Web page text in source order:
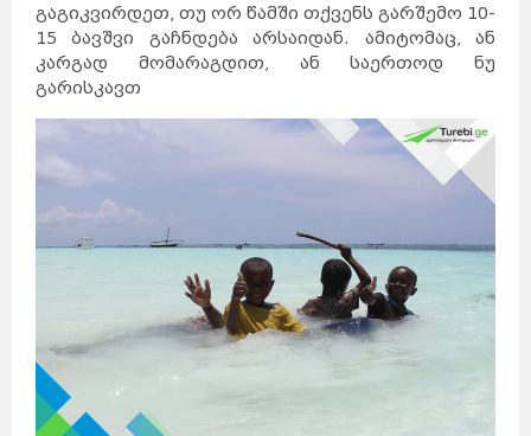
გაგიკვირდეთ, თუ ორ წამში თქვენს გარშემო 10-
15 ბავშვი გაჩნდება არსაიდან. ამიტომაც, ან
კარგად მომარაგდით, ან საერთოდ ნუ
გარისკავთ